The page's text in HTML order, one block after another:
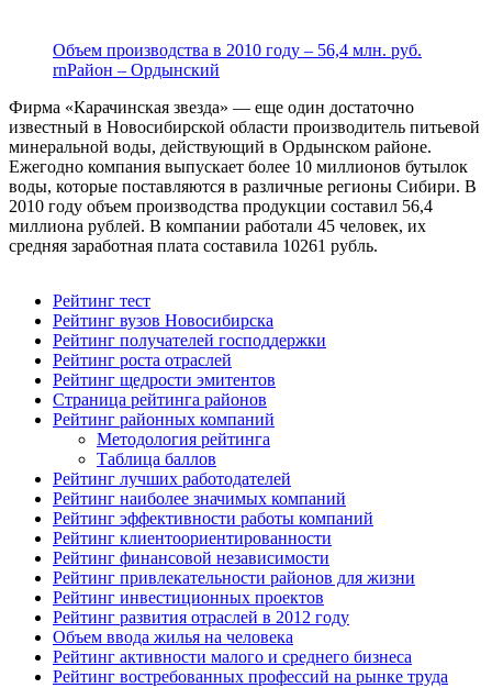
Объем производства в 2010 году – 56,4 млн. руб.
rnРайон – Ордынский
Фирма «Карачинская звезда» — еще один достаточно
известный в Новосибирской области производитель питьевой
минеральной воды, действующий в Ордынском районе.
Ежегодно компания выпускает более 10 миллионов бутылок
воды, которые поставляются в различные регионы Сибири. В
2010 году объем производства продукции составил 56,4
миллиона рублей. В компании работали 45 человек, их
средняя заработная плата составила 10261 рубль.
Рейтинг тест
Рейтинг вузов Новосибирска
Рейтинг получателей господдержки
Рейтинг роста отраслей
Рейтинг щедрости эмитентов
Страница рейтинга районов
Рейтинг районных компаний
Методология рейтинга
Таблица баллов
Рейтинг лучших работодателей
Рейтинг наиболее значимых компаний
Рейтинг эффективности работы компаний
Рейтинг клиентоориентированности
Рейтинг финансовой независимости
Рейтинг привлекательности районов для жизни
Рейтинг инвестиционных проектов
Рейтинг развития отраслей в 2012 году
Объем ввода жилья на человека
Рейтинг активности малого и среднего бизнеса
Рейтинг востребованных профессий на рынке труда